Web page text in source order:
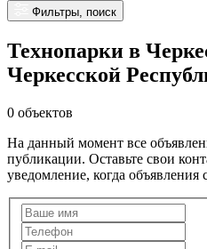
Фильтры, поиск
Технопарки в
Черкесской
0 объектов
На данный момент все
публикации. Оставьте свои
уведомление, когда объявления